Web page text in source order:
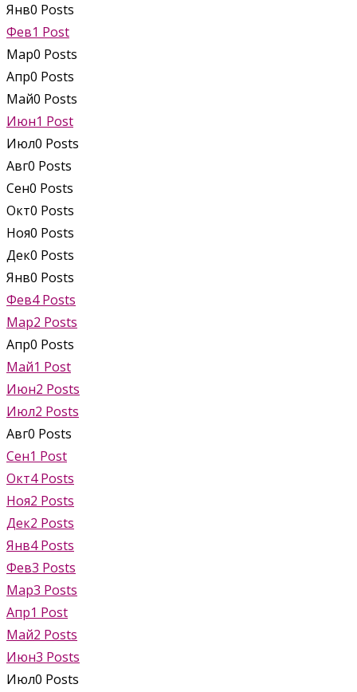
Янв0 Posts
Фев1 Post
Мар0 Posts
Апр0 Posts
Май0 Posts
Июн1 Post
Июл0 Posts
Авг0 Posts
Сен0 Posts
Окт0 Posts
Ноя0 Posts
Дек0 Posts
Янв0 Posts
Фев4 Posts
Мар2 Posts
Апр0 Posts
Май1 Post
Июн2 Posts
Июл2 Posts
Авг0 Posts
Сен1 Post
Окт4 Posts
Ноя2 Posts
Дек2 Posts
Янв4 Posts
Фев3 Posts
Мар3 Posts
Апр1 Post
Май2 Posts
Июн3 Posts
Июл0 Posts